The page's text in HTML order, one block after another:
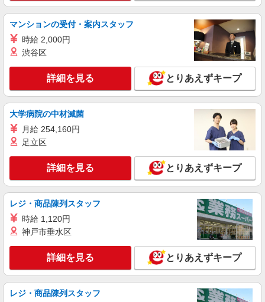
株式会社kotrio /●KB-H-1849207
姫路駅＊看護助手(資格経験不問)募集♪食事配
膳などの補助業務
時給1550円〜2187円 ＜日払い有/週払い有/交
姫路市内 最寄り駅：姫路
キープ 詳細を見る
派遣社員
（株）ウィルオブ・ワークCW 神戸支店/ms280101
時給1350円 ◆前払い・日払い・週払いOK
兵庫県姫路市姫路駅・姫路城周辺
キープ 詳細を見る
派遣社員
（株）ウィルオブ・ワークCW 神戸支店/ms280101
病院内の補助staff
時給1350円 ◆前払い・日払い・週払いOK
兵庫県姫路市姫路駅・姫路城周辺
マンションの受付・案内スタッフ
時給 2,000円
渋谷区
詳細を見る とりあえずキープ
大学病院の中材滅菌
月給 254,160円
足立区
詳細を見る とりあえずキープ
レジ・商品陳列スタッフ
時給 1,120円
神戸市垂水区
詳細を見る とりあえずキープ
レジ・商品陳列スタッフ